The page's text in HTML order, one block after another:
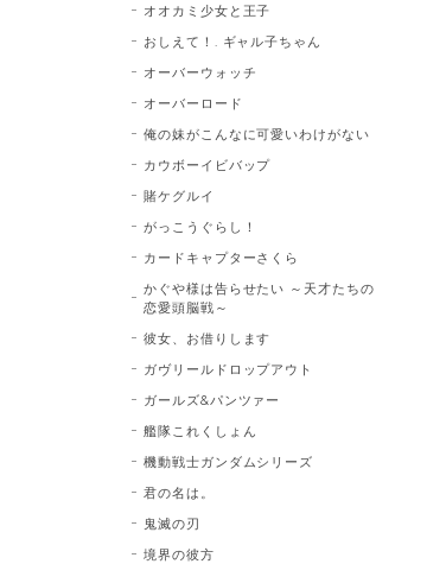
オオカミ少女と王子
おしえて！. ギャル子ちゃん
オーバーウォッチ
オーバーロード
俺の妹がこんなに可愛いわけがない
カウボーイビバップ
賭ケグルイ
がっこうぐらし！
カードキャプターさくら
かぐや様は告らせたい ～天才たちの
恋愛頭脳戦～
彼女、お借りします
ガヴリールドロップアウト
ガールズ&パンツァー
艦隊これくしょん
機動戦士ガンダムシリーズ
君の名は。
鬼滅の刃
境界の彼方